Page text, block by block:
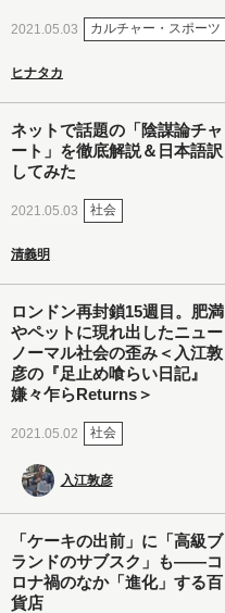
2021.05.03 カルチャー・スポーツ
ヒナタカ
ネットで話題の「陰謀論チャ
ート」を徹底解説＆日本語訳
してみた
2021.05.03 社会
清義明
ロンドン再封鎖15週目。肥満
やペットに現れ出したニュー
ノーマル社会の歪み＜入江敦
彦の『足止め喰らい日記』
嫌々乍らReturns＞
2021.05.02 社会
入江敦彦
「ケーキの出前」に「高級ブ
ランドのサブスク」も――コ
ロナ禍のなか「進化」する百
貨店